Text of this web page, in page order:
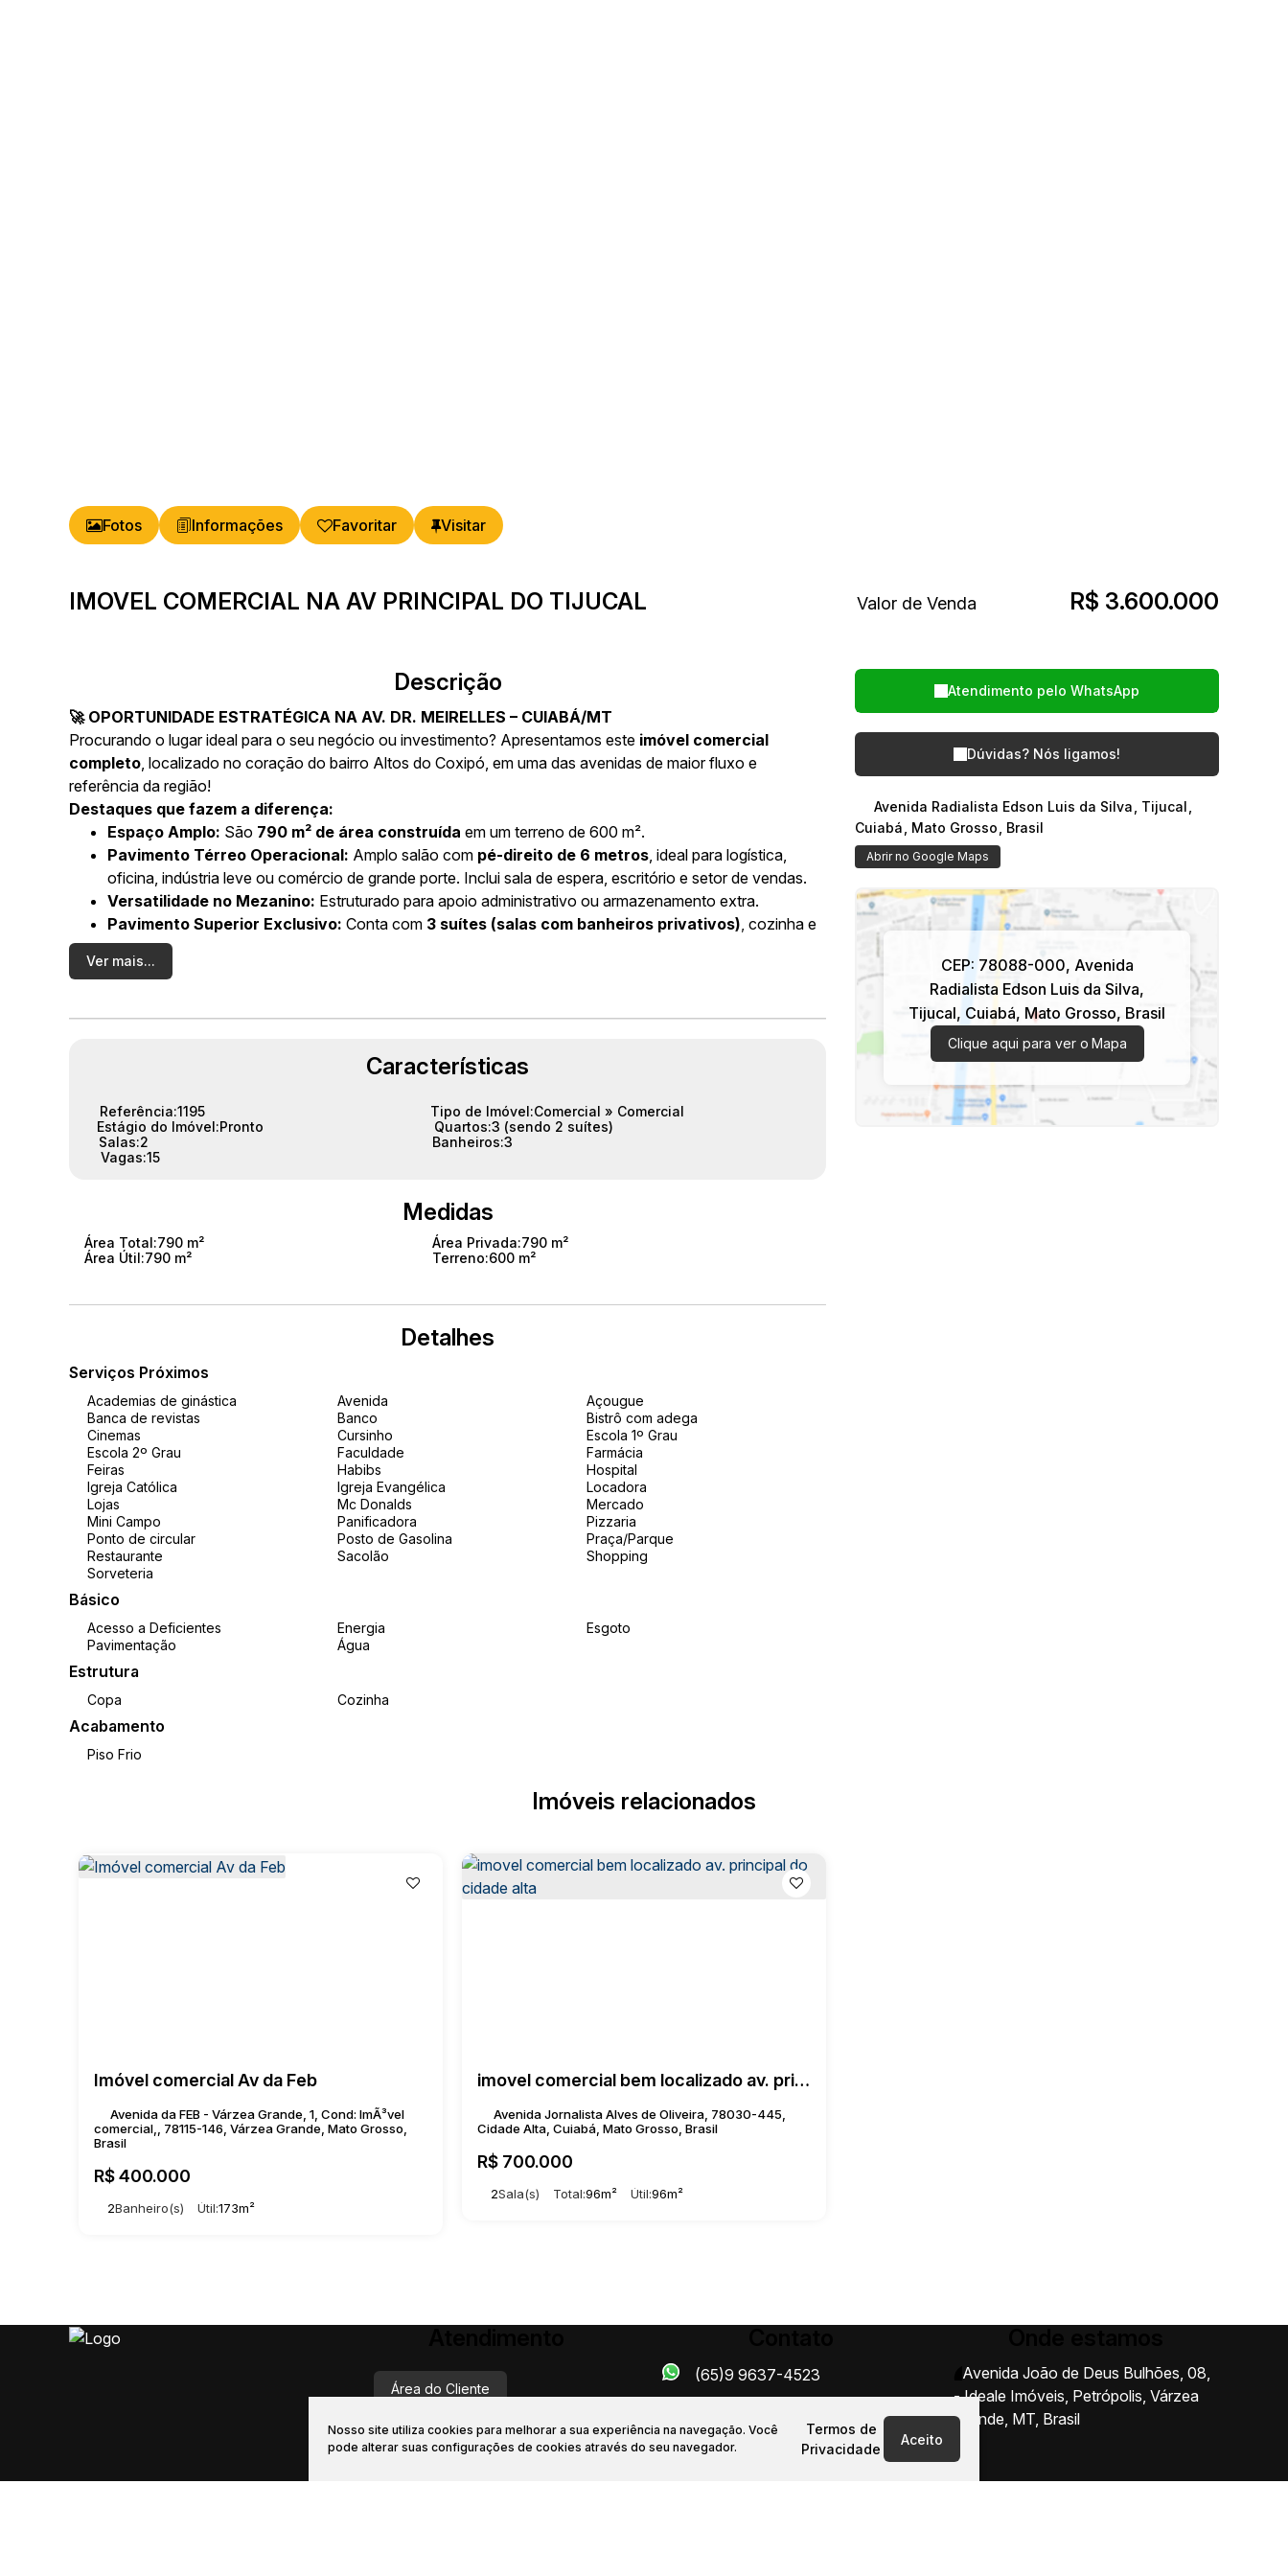
Nosso site utiliza cookies para melhorar a sua experiência na navegação. Você
pode alterar suas configurações de cookies através do seu navegador.
Termos de
Privacidade
Aceito
Fotos Favoritar
IMOVEL COMERCIAL NA AV PRINCIPAL DO TIJUCAL R$ 3.600.000
Valor de Venda
Descrição
🚀 OPORTUNIDADE ESTRATÉGICA NA AV. DR. MEIRELLES – CUIABÁ/MT
Procurando o lugar ideal para o seu negócio ou investimento? Apresentamos este imóvel comercial
completo, localizado no coração do bairro Altos do Coxipó, em uma das avenidas de maior fluxo e
referência da região!
Destaques que fazem a diferença:
Espaço Amplo: São 790 m² de área construída em um terreno de 600 m².
Pavimento Térreo Operacional: Amplo salão com pé-direito de 6 metros, ideal para logística,
oficina, indústria leve ou comércio de grande porte. Inclui sala de espera, escritório e setor de vendas.
Versatilidade no Mezanino: Estruturado para apoio administrativo ou armazenamento extra.
Pavimento Superior Exclusivo: Conta com 3 suítes (salas com banheiros privativos), cozinha e
lavanderia, podendo ser utilizado como área administrativa premium ou residência
Localização Privilegiada:
Ver mais...
Características
Referência:1195 Tipo de Imóvel:Comercial » Comercial
Estágio do Imóvel:Pronto Quartos:3 (sendo 2 suítes)
Salas:2 Banheiros:3
Vagas:15
Medidas
Área Total:790 m² Área Privada:790 m²
Área Útil:790 m² Terreno:600 m²
Detalhes
Serviços Próximos
Academias de ginástica Avenida
Açougue
Banca de revistas
Banco
Bistrô com adega
Cinemas
Cursinho
Escola 1º Grau
Escola 2º Grau
Faculdade
Farmácia
Feiras
Habibs
Hospital
Igreja Católica
Igreja Evangélica
Locadora
Lojas
Mc Donalds
Mercado
Mini Campo
Panificadora
Pizzaria
Ponto de circular
Posto de Gasolina
Praça/Parque
Restaurante
Sacolão
Shopping
Sorveteria
Básico
Acesso a Deficientes Energia
Esgoto
Pavimentação
Água
Estrutura
Copa Cozinha
Acabamento
Piso Frio
Atendimento pelo WhatsApp
Dúvidas? Nós ligamos!
Avenida Radialista Edson Luis da Silva Tijucal
Cuiabá
Mato Grosso Brasil
Abrir no Google Maps
CEP: 78088-000, Avenida
Radialista Edson Luis da Silva,
Tijucal, Cuiabá, Mato Grosso, Brasil
Clique aqui para ver o Mapa
Imóveis relacionados
Imóvel comercial Av da Feb
R$400.000
Avenida da FEB - Várzea Grande, 1, Cond: ImÃ³vel
comercial,, 78115-146, Várzea Grande, Mato Grosso,
Brasil
2Banheiro(s) Útil:173m²
imovel comercial bem localizado av. principal do cidade alta
R$700.000
Avenida Jornalista Alves de Oliveira, 78030-445,
Cidade Alta, Cuiabá, Mato Grosso, Brasil
2Sala(s) Total:96m² Útil:96m²
Área do Cliente
vendas@idealeimoveismt.com.br
(65)9 9637-4523 Avenida João de Deus Bulhões, 08,
- Ideale Imóveis, Petrópolis, Várzea
Grande, MT, Brasil